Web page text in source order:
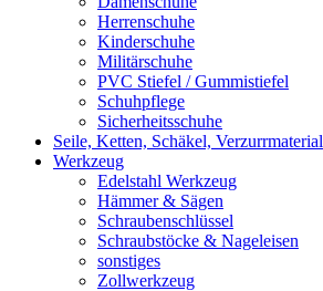
Herrenschuhe
Kinderschuhe
Militärschuhe
PVC Stiefel / Gummistiefel
Schuhpflege
Sicherheitsschuhe
Seile, Ketten, Schäkel, Verzurrmaterial
Werkzeug
Edelstahl Werkzeug
Hämmer & Sägen
Schraubenschlüssel
Schraubstöcke & Nageleisen
sonstiges
Zollwerkzeug